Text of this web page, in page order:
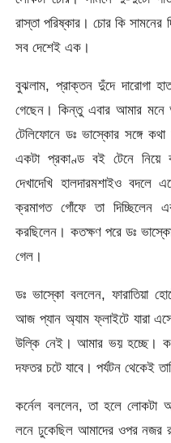
রাস্তা পরিষ্কার। চোর কি সামনের
সব দেশেই এক।
বুঝলাম, প্রাক্তন দুঁদে দারোগা
গেছেন। কিন্তু এবার আমার মনে
টেলিফোনে ডঃ ভাস্কোর সঙ্গে
একটা প্রকাণ্ড বই টেনে
দেখাদেখি হালদারমশাইও বদলে
ক্রমাগত গোঁফে তা
করছিলেন। কতক্ষণ পরে ডঃ
গেল।
ডঃ ভাস্কো বললেন, ফারাতিয়া
আজ প্যান অ্যাম ফ্লাইটে যারা
উল্কি নেই। আমার ভয় হচ্ছে।
দফতর চটে যাবে। পর্যটন থেকেই
কর্নেল বললেন, তা হলে লোকটা
লনে ঢুকেছিল আমাদের ওপর নজর